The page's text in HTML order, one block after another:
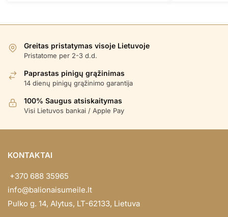
Greitas pristatymas visoje Lietuvoje
Pristatome per 2-3 d.d.
Paprastas pinigų grąžinimas
14 dienų pinigų grąžinimo garantija
100% Saugus atsiskaitymas
Visi Lietuvos bankai / Apple Pay
KONTAKTAI
+370 688 35965
info@balionaisumeile.lt
Pulko g. 14, Alytus, LT-62133, Lietuva